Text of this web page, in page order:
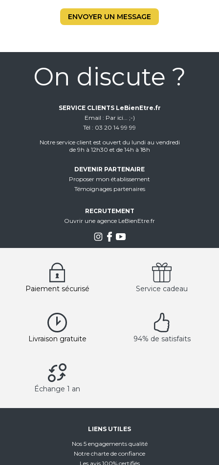
ENVOYER UN MESSAGE
On discute ?
SERVICE CLIENTS LeBienEtre.fr
Email
Par ici... ;-)
Tél
03 20 14 99 99
Notre service client est ouvert du lundi au vendredi
de 9h à 12h30 et de 14h à 18h
DEVENIR PARTENAIRE
Proposer mon établissement
Témoignages partenaires
RECRUTEMENT
Ouvrir une agence LeBienEtre.fr
Paiement sécurisé Service cadeau
Livraison gratuite 94% de satisfaits
Échange 1 an
LIENS UTILES
Nos 5 engagements qualité
Notre charte de confiance
Les avis 100% certifiés